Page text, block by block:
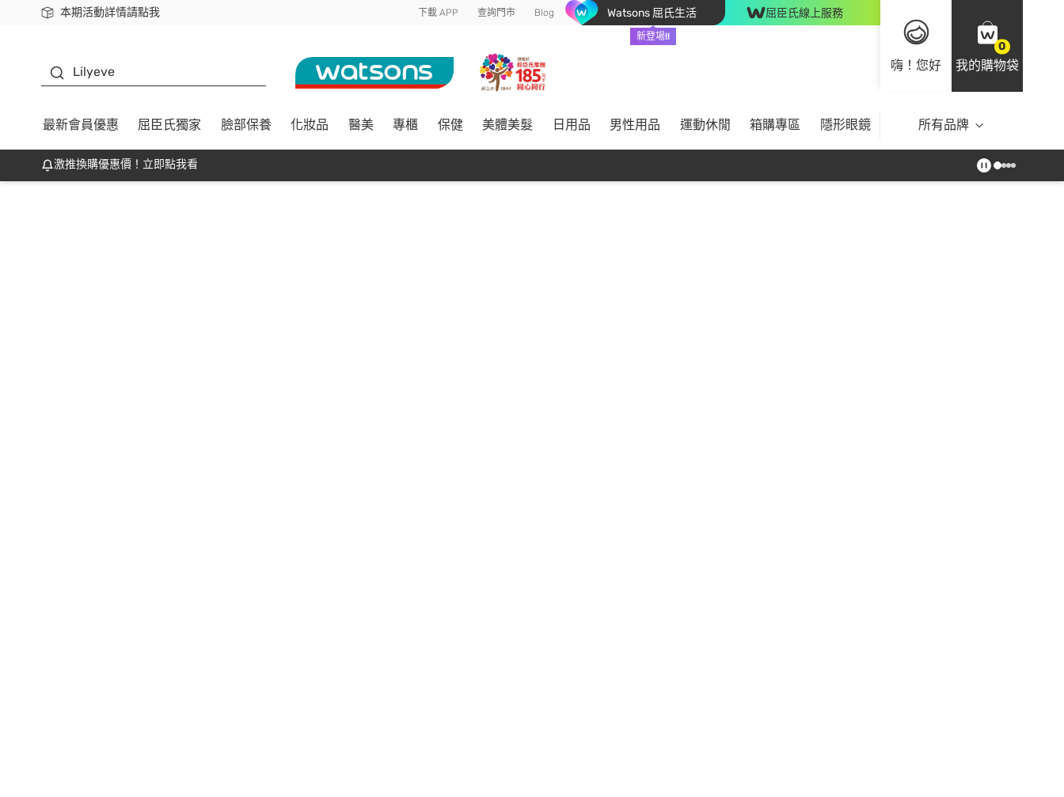
本期活動詳情請點我
下載app最高回饋$350 下載 APP 查詢門市 Blog Watsons 屈氏生活
新登場!!
屈臣氏線上服務
嗨！您好
0
我的購物袋
Lilyeve
最新會員優惠 屈臣氏獨家 臉部保養 化妝品 醫美 專櫃 保健 美體美髮 日用品 男性用品 運動休閒 箱購專區 隱形眼鏡 所有品牌
激推換購優惠價！立即點我看